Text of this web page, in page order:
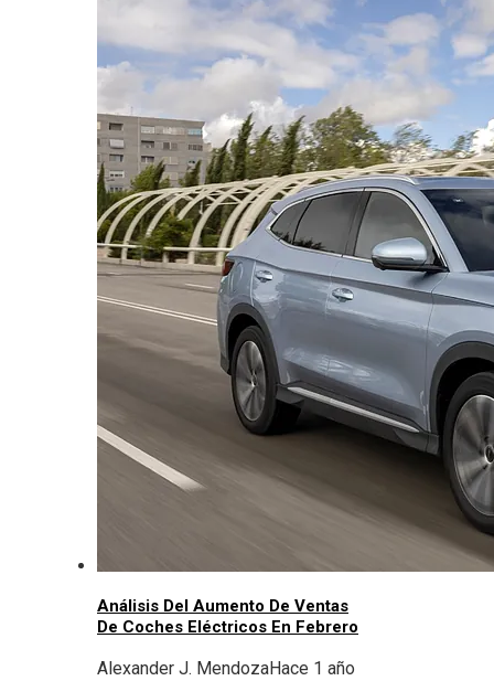
Análisis Del Aumento De Ventas
De Coches Eléctricos En Febrero
Alexander J. MendozaHace 1 año